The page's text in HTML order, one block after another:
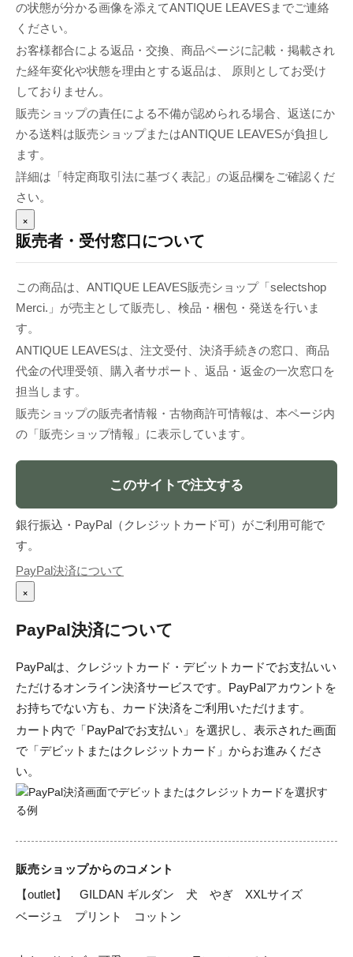
の状態が分かる画像を添えてANTIQUE LEAVESまでご連絡
ください。
お客様都合による返品・交換、商品ページに記載・掲載され
た経年変化や状態を理由とする返品は、 原則としてお受け
しておりません。
販売ショップの責任による不備が認められる場合、返送にか
かる送料は販売ショップまたはANTIQUE LEAVESが負担し
ます。
詳細は「特定商取引法に基づく表記」の返品欄をご確認くだ
さい。
×
販売者・受付窓口について
この商品は、ANTIQUE LEAVES販売ショップ「selectshop
Merci.」が売主として販売し、検品・梱包・発送を行いま
す。
ANTIQUE LEAVESは、注文受付、決済手続きの窓口、商品
代金の代理受領、購入者サポート、返品・返金の一次窓口を
担当します。
販売ショップの販売者情報・古物商許可情報は、本ページ内
の「販売ショップ情報」に表示しています。
このサイトで注文する
銀行振込・PayPal（クレジットカード可）がご利用可能で
す。
PayPal決済について
×
PayPal決済について
PayPalは、クレジットカード・デビットカードでお支払いい
ただけるオンライン決済サービスです。PayPalアカウントを
お持ちでない方も、カード決済をご利用いただけます。
カート内で「PayPalでお支払い」を選択し、表示された画面
で「デビットまたはクレジットカード」からお進みくださ
い。
販売ショップからのコメント
【outlet】    GILDAN ギルダン　犬　やぎ　XXLサイズ
ベージュ　プリント　コットン